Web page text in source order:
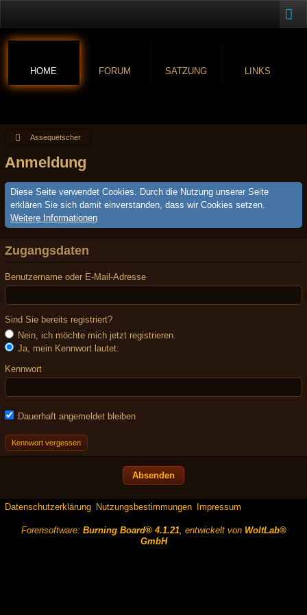
HOME FORUM SATZUNG LINKS
Assequetscher
Anmeldung
Diese Seite verwendet Cookies. Durch die Nutzung unserer Seite
erklären Sie sich damit einverstanden, dass wir Cookies setzen.
Weitere Informationen
Zugangsdaten
Benutzername oder E-Mail-Adresse
Sind Sie bereits registriert?
Nein, ich möchte mich jetzt registrieren.
Ja, mein Kennwort lautet:
Kennwort
Dauerhaft angemeldet bleiben
Kennwort vergessen
Datenschutzerklärung Nutzungsbestimmungen Impressum
Forensoftware: Burning Board® 4.1.21, entwickelt von WoltLab®
GmbH